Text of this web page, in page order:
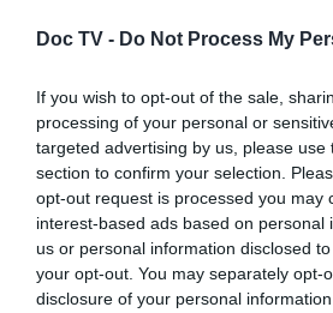
Doc TV - Do Not Process My
If you wish to opt-out of the sale,
processing of your personal or
targeted advertising by us, please use
section to confirm your selection.
opt-out request is processed you may
interest-based ads based on personal
us or personal information disclosed
your opt-out. You may separately opt-
disclosure of your personal
Ανεξαρτησίας, αναφέρεται
προσέγγιση «Θεωρούμε ότι
άνθρωποι δημιουργήθηκαν
δημιουργός τους χάρισε
αναπαλλοτρίωτα
ελευθερία και την επιδίωξη
Αντίθετα η δυστυχία